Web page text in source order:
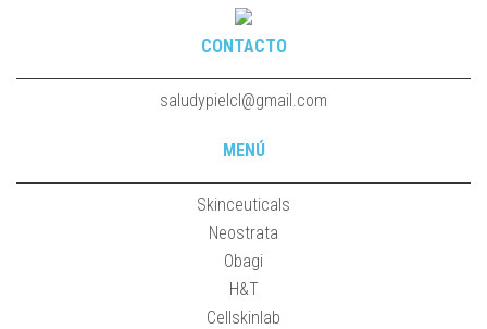
CONTACTO
saludypielcl@gmail.com
MENÚ
Skinceuticals
Neostrata
Obagi
H&T
Cellskinlab